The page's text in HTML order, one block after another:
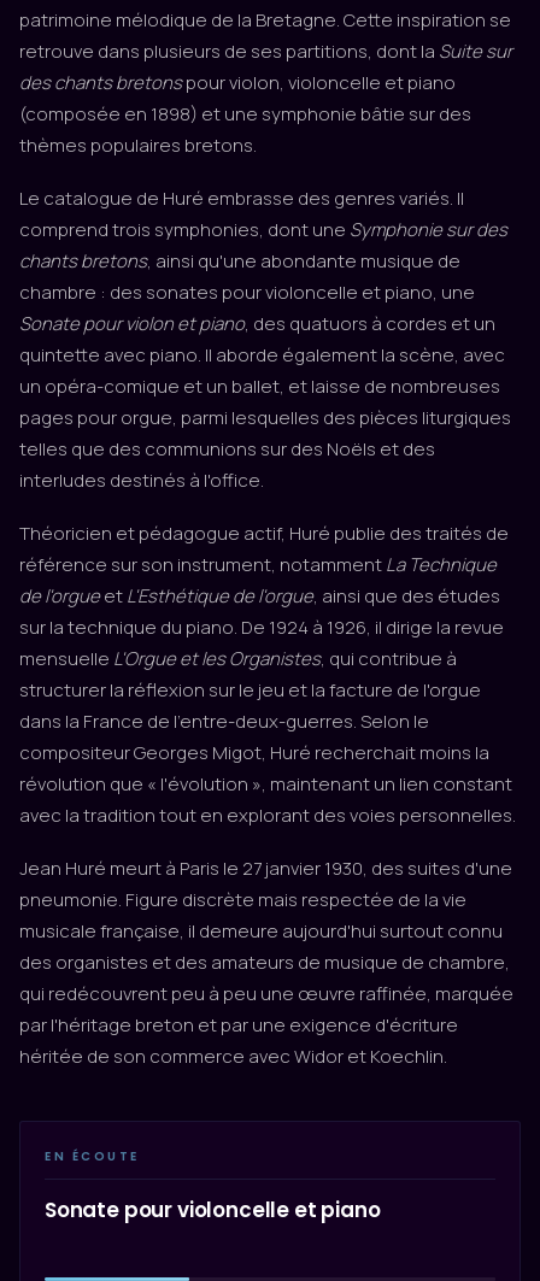
patrimoine mélodique de la Bretagne. Cette inspiration se
retrouve dans plusieurs de ses partitions, dont la Suite sur
des chants bretonspour violon, violoncelle et piano
(composée en 1898) et une symphonie bâtie sur des
thèmes populaires bretons.
Le catalogue de Huré embrasse des genres variés. Il
comprend trois symphonies, dont une Symphonie sur des
chants bretons, ainsi qu'une abondante musique de
chambre : des sonates pour violoncelle et piano, une
Sonate pour violon et piano, des quatuors à cordes et un
quintette avec piano. Il aborde également la scène, avec
un opéra-comique et un ballet, et laisse de nombreuses
pages pour orgue, parmi lesquelles des pièces liturgiques
telles que des communions sur des Noëls et des
interludes destinés à l'office.
Théoricien et pédagogue actif, Huré publie des traités de
référence sur son instrument, notammentLa Technique
de l'orgueetL'Esthétique de l'orgue, ainsi que des études
sur la technique du piano. De 1924 à 1926, il dirige la revue
mensuelle L'Orgue et les Organistes, qui contribue à
structurer la réflexion sur le jeu et la facture de l'orgue
dans la France de l'entre-deux-guerres. Selon le
compositeur Georges Migot, Huré recherchait moins la
révolution que « l'évolution », maintenant un lien constant
avec la tradition tout en explorant des voies personnelles.
Jean Huré meurt à Paris le 27 janvier 1930, des suites d'une
pneumonie. Figure discrète mais respectée de la vie
musicale française, il demeure aujourd'hui surtout connu
des organistes et des amateurs de musique de chambre,
qui redécouvrent peu à peu une œuvre raffinée, marquée
par l'héritage breton et par une exigence d'écriture
héritée de son commerce avec Widor et Koechlin.
EN ÉCOUTE
Sonate pour violoncelle et piano